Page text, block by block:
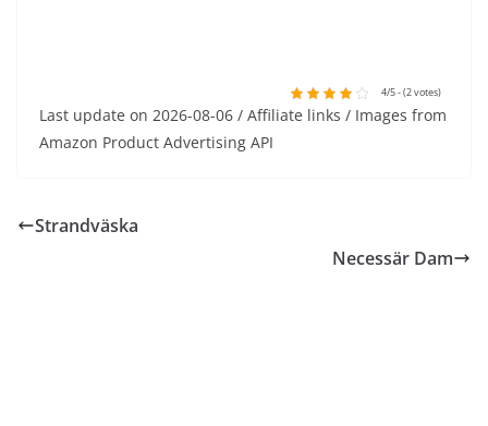
4/5 - (2 votes)
Last update on 2026-08-06 / Affiliate links / Images from
Amazon Product Advertising API
Strandväska
Necessär Dam